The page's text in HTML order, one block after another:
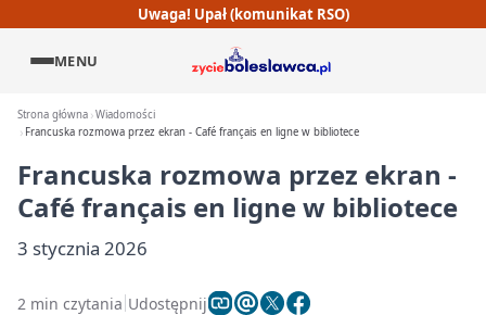
Uwaga! Upał (komunikat RSO)
MENU
Strona główna Wiadomości
Francuska rozmowa przez ekran - Café français en ligne w bibliotece
Francuska rozmowa przez ekran -
Café français en ligne w bibliotece
3 stycznia 2026
2 min czytania Udostępnij